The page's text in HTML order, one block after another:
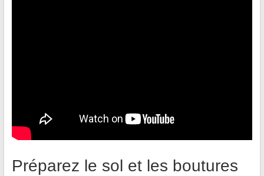
Préparez le sol et les boutures